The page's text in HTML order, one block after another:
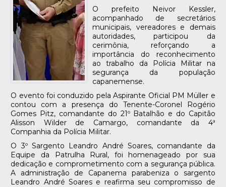
O prefeito Neivor Kessler,
acompanhado de secretários
municipais, vereadores e demais
autoridades, participou da
cerimônia, reforçando a
importância do reconhecimento
ao trabalho da Polícia Militar na
segurança da população
capanemense.
O evento foi conduzido pela Aspirante Oficial PM Müller e
contou com a presença do Tenente-Coronel Rogério
Gomes Pitz, comandante do 21º Batalhão e do Capitão
Alisson Wilder de Camargo, comandante da 4ª
Companhia da Polícia Militar.
O 3º Sargento Leandro André Soares, comandante da
Equipe da Patrulha Rural, foi homenageado por sua
dedicação e comprometimento com a segurança pública.
A administração de Capanema parabeniza o sargento
Leandro André Soares e reafirma seu compromisso de